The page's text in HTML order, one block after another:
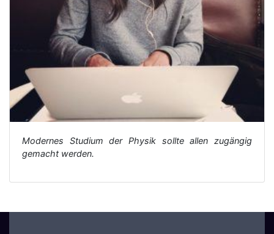
Modernes Studium der Physik sollte allen zugängig
gemacht werden.